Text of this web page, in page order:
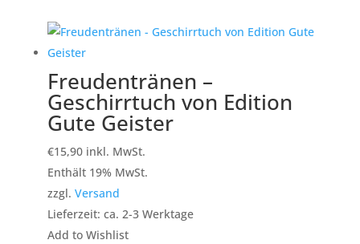
Freudentränen –
Geschirrtuch von Edition
Gute Geister
€15,90 inkl. MwSt.
Enthält 19% MwSt.
zzgl. Versand
Lieferzeit: ca. 2-3 Werktage
Add to Wishlist